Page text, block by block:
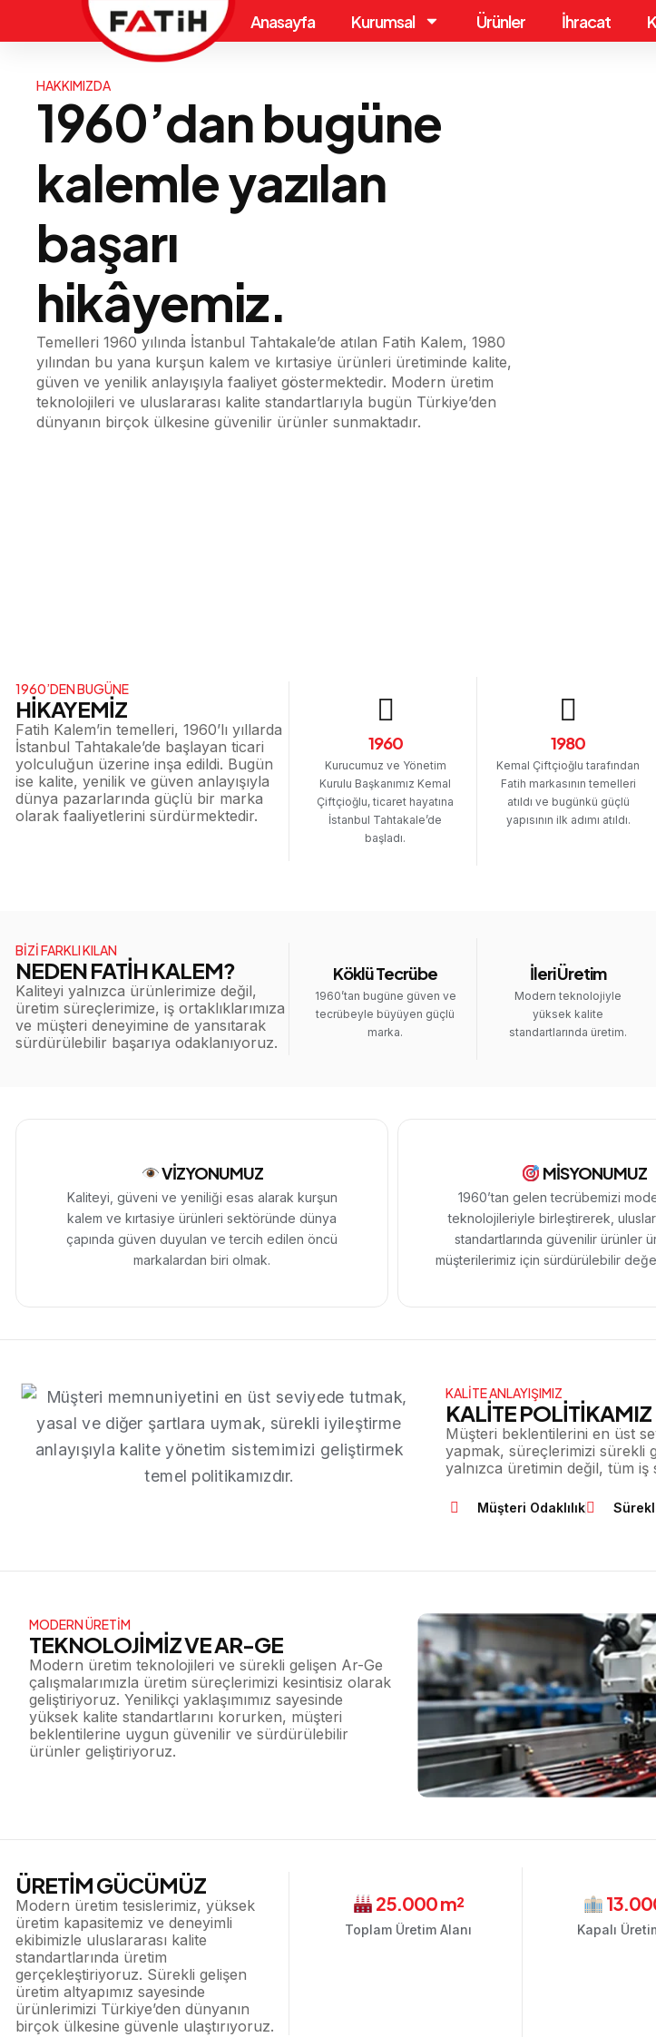
Anasayfa Kurumsal Ürünler İhracat
HAKKIMIZDA
1960’dan bugüne
kalemle yazılan
başarı
hikâyemiz.
Temelleri 1960 yılında İstanbul Tahtakale’de atılan Fatih Kalem, 1980
yılından bu yana kurşun kalem ve kırtasiye ürünleri üretiminde kalite,
güven ve yenilik anlayışıyla faaliyet göstermektedir. Modern üretim
teknolojileri ve uluslararası kalite standartlarıyla bugün Türkiye’den
dünyanın birçok ülkesine güvenilir ürünler sunmaktadır.
1960’DEN BUGÜNE
HİKAYEMİZ
Fatih Kalem’in temelleri, 1960’lı yıllarda
İstanbul Tahtakale’de başlayan ticari
yolculuğun üzerine inşa edildi. Bugün
ise kalite, yenilik ve güven anlayışıyla
dünya pazarlarında güçlü bir marka
olarak faaliyetlerini sürdürmektedir.
1960
Kurucumuz ve Yönetim
Kurulu Başkanımız Kemal
Çiftçioğlu, ticaret hayatına
İstanbul Tahtakale’de
başladı.
1980
Kemal Çiftçioğlu tarafından
Fatih markasının temelleri
atıldı ve bugünkü güçlü
yapısının ilk adımı atıldı.
BİZİ FARKLI KILAN
NEDEN FATİH KALEM?
Kaliteyi yalnızca ürünlerimize değil,
üretim süreçlerimize, iş ortaklıklarımıza
ve müşteri deneyimine de yansıtarak
sürdürülebilir başarıya odaklanıyoruz.
Köklü Tecrübe
1960’tan bugüne güven ve
tecrübeyle büyüyen güçlü
marka.
İleri Üretim
Modern teknolojiyle
yüksek kalite
standartlarında üretim.
VİZYONUMUZ
Kaliteyi, güveni ve yeniliği esas alarak kurşun
kalem ve kırtasiye ürünleri sektöründe dünya
çapında güven duyulan ve tercih edilen öncü
markalardan biri olmak.
MİSYONUMUZ
1960’tan gelen tecrübemizi
teknolojileriyle birleştirerek,
standartlarında güvenilir ürünler
müşterilerimiz için sürdürülebilir
KALİTE ANLAYIŞIMIZ
KALİTE POLİTİKAMIZ
Müşteri beklentilerini en üst
yapmak, süreçlerimizi sürekli
yalnızca üretimin değil, tüm
Müşteri Odaklılık
MODERN ÜRETİM
TEKNOLOJİMİZ VE AR-GE
Modern üretim teknolojileri ve sürekli gelişen Ar-Ge
çalışmalarımızla üretim süreçlerimizi kesintisiz olarak
geliştiriyoruz. Yenilikçi yaklaşımımız sayesinde
yüksek kalite standartlarını korurken, müşteri
beklentilerine uygun güvenilir ve sürdürülebilir
ürünler geliştiriyoruz.
ÜRETİM GÜCÜMÜZ
Modern üretim tesislerimiz, yüksek
üretim kapasitemiz ve deneyimli
ekibimizle uluslararası kalite
standartlarında üretim
gerçekleştiriyoruz. Sürekli gelişen
üretim altyapımız sayesinde
ürünlerimizi Türkiye’den dünyanın
birçok ülkesine güvenle ulaştırıyoruz.
25.000 m²
Toplam Üretim Alanı Kapalı